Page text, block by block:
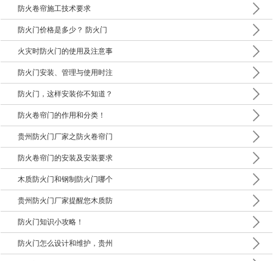
防火卷帘施工技术要求
防火门价格是多少？ 防火门
火灾时防火门的使用及注意事
防火门安装、管理与使用时注
防火门，这样安装你不知道？
防火卷帘门的作用和分类！
贵州防火门厂家之防火卷帘门
防火卷帘门的安装及安装要求
木质防火门和钢制防火门哪个
贵州防火门厂家提醒您木质防
防火门知识小攻略！
防火门怎么设计和维护，贵州